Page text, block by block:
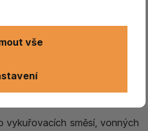
vonící tropická bylina
vykuřovacích směsí, vonných
vše